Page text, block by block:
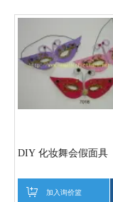
DIY 化妆舞会假面具
加入询价篮